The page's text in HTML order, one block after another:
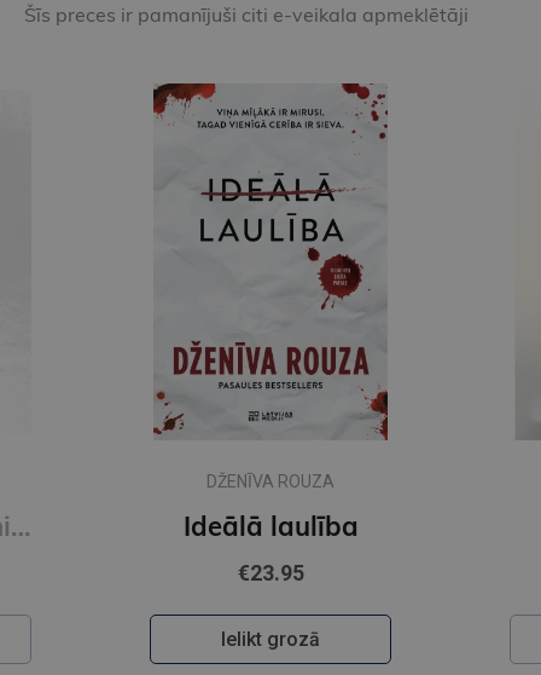
Šīs preces ir pamanījuši citi e-veikala apmeklētāji
Jaunums
Ilze
€19.95
Ielikt grozā